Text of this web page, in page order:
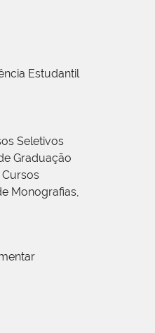
Estudantil
Seletivos
Graduação
Monografias,